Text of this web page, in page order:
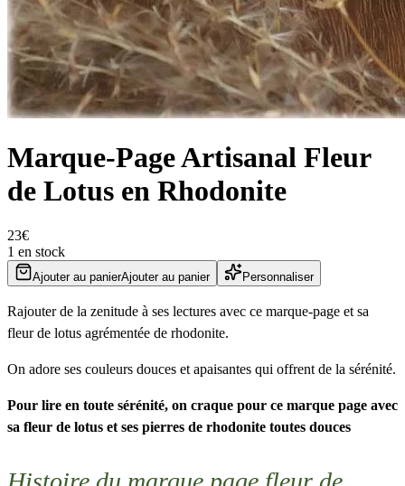
Marque-Page Artisanal Fleur
de Lotus en Rhodonite
23€
1 en stock
Ajouter au panierAjouter au panier Personnaliser
Rajouter de la zenitude à ses lectures avec ce marque-page et sa
fleur de lotus agrémentée de rhodonite.
On adore ses couleurs douces et apaisantes qui offrent de la sérénité.
Pour lire en toute sérénité, on craque pour ce marque page avec
sa fleur de lotus et ses pierres de rhodonite toutes douces